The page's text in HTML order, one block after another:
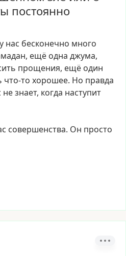
постоянно
у нас бесконечно много
ещё одна джума,
прощения, ещё один
что-то хорошее. Но правда
незнает, когда наступит
совершенства. Он просто